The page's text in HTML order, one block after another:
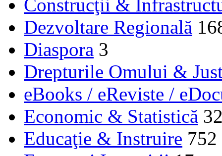
Construcţii &
Dezvoltare Regională
Diaspora 3
Drepturile Omului &
eBooks / eReviste /
Economic & Statistică
Educaţie & Instruire 752